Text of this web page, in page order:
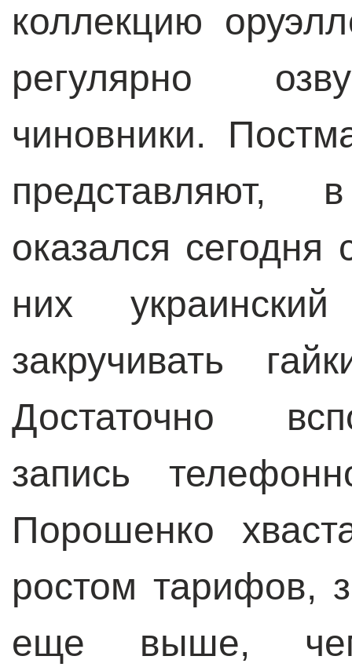
коллекцию
регулярно
чиновники.
представляют,
оказался
них
закручивать
Достаточно
запись
Порошенко
ростом тарифов,
еще выше,